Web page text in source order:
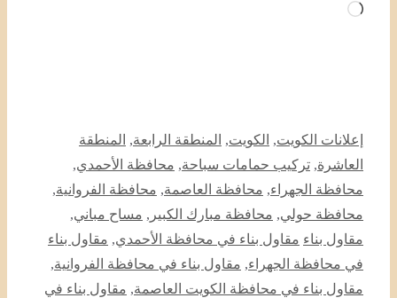
جاري
التصنيفات
إعلانات الكويت, الكويت, المنطقة الرابعة, المنطقة
العاشرة, تركيب حمامات سباحة, محافظة الأحمدي,
محافظة الجهراء, محافظة العاصمة, محافظة الفروانية,
محافظة حولي, محافظة مبارك الكبير , مساح مباني,
مقاول بناء
الوسوم
مقاول بناء في محافظة الأحمدي, مقاول بناء
في محافظة الجهراء, مقاول بناء في محافظة الفروانية,
مقاول بناء في محافظة الكويت العاصمة, مقاول بناء في